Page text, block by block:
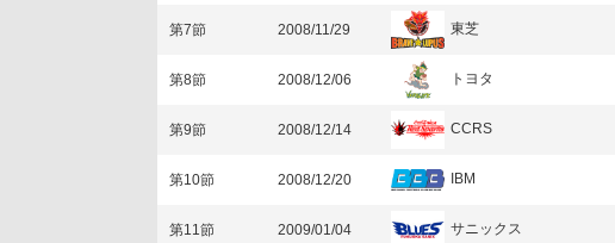
第7節 2008/11/29 東芝
第8節 2008/12/06 トヨタ
第9節 2008/12/14 CCRS
第10節 2008/12/20 IBM
第11節 2009/01/04 サニックス